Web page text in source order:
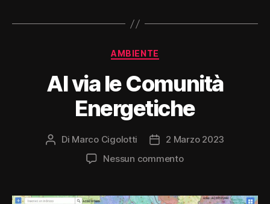
Categorie
AMBIENTE
Al via le Comunità
Energetiche
Autore
Di Marco Cigolotti
Data
dell'articolo
2 Marzo 2023
Nessun commentosu
le